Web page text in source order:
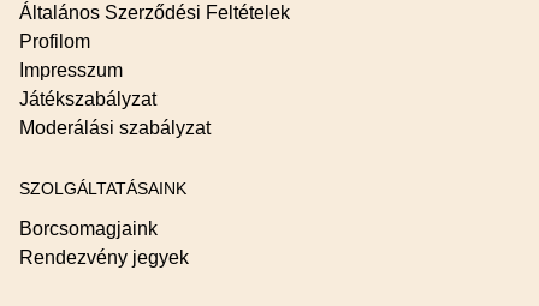
Általános Szerződési Feltételek
Profilom
Impresszum
Játékszabályzat
Moderálási szabályzat
SZOLGÁLTATÁSAINK
Borcsomagjaink
Rendezvény jegyek